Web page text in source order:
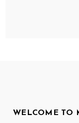
WELCOME TO